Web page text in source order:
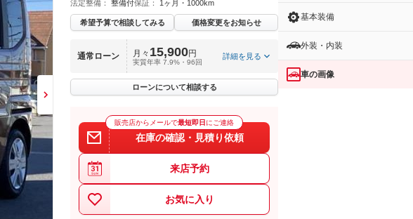
法定整備： 整備付保証： 1ヶ月・1000km
希望予算で相談してみる 価格変更をお知らせ
通常ローン 月々 15,900円
実質年率 7.9%・96回
詳細を見る
ローンについて相談する
販売店からメールで最短即日 にご連絡
在庫の確認・見積り依頼
来店予約
お気に入り
基本装備
外装・内装
車の画像